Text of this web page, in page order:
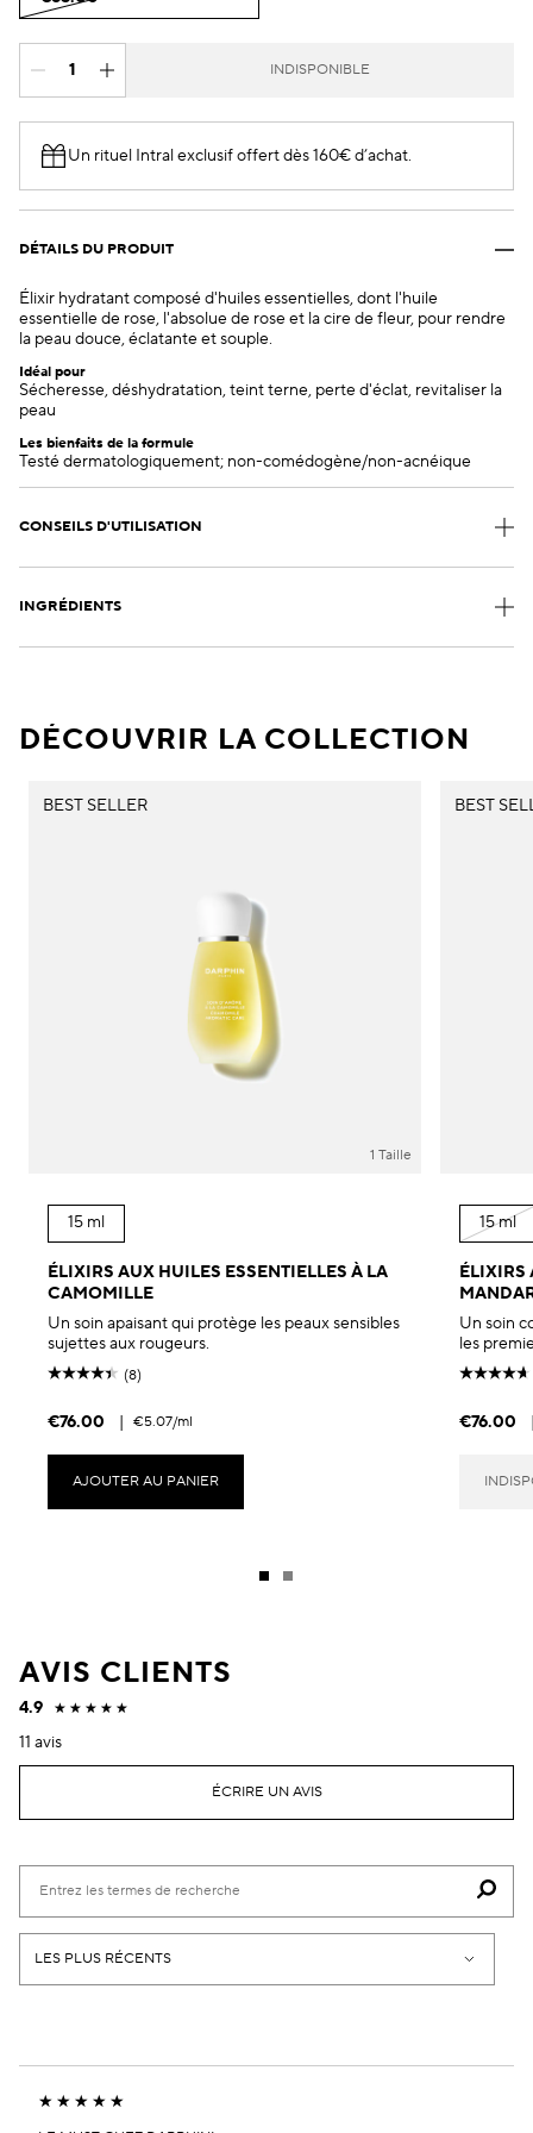
INDISPONIBLE
Un rituel Intral exclusif offert dès 160€ d’achat.​
DÉTAILS DU PRODUIT
Élixir hydratant composé d'huiles essentielles, dont l'huile
essentielle de rose, l'absolue de rose et la cire de fleur, pour rendre
la peau douce, éclatante et souple.
Idéal pour
Sécheresse, déshydratation, teint terne, perte d'éclat, revitaliser la
peau
Les bienfaits de la formule
Testé dermatologiquement; non-comédogène/non-acnéique
CONSEILS D'UTILISATION
INGRÉDIENTS
DÉCOUVRIR LA COLLECTION
BEST SELLER
1 Taille
15 ml
ÉLIXIRS AUX HUILES ESSENTIELLES À LA
CAMOMILLE
Un soin apaisant qui protège les peaux sensibles
sujettes aux rougeurs.
(8)
€76.00 | €5.07/ml
AJOUTER AU PANIER
BEST
15 ml
ÉLIXIRS
Un soin
les
€76.00
AVIS CLIENTS
4.9
11 avis
ÉCRIRE UN AVIS